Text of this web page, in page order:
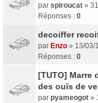
par spiroucat »
Réponses : 0
decoiffer
par Enzo » 13/03/
Réponses : 0
[TUTO] Marre
des ouïs de
par pyameogot »